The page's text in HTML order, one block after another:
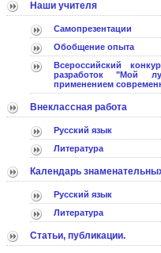
Наши учителя
Самопрезентации
Обобщение опыта
Всероссийский
разработок "Мой
применением
Внеклассная работа
Русский язык
Литература
Календарь
Русский язык
Литература
Статьи, публикации.